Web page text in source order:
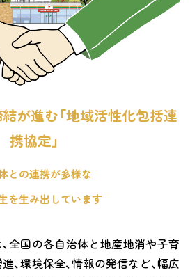
が進む「地域活性化包括連
携協定」
との連携が多様な
を生み出しています
全国の各自治体と地産地消や子育
、環境保全、情報の発信など、幅広